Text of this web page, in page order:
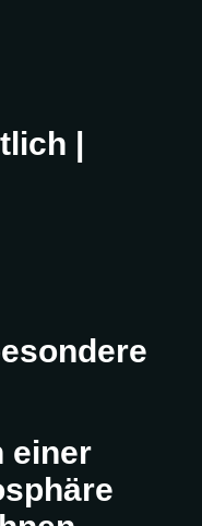
|
einer